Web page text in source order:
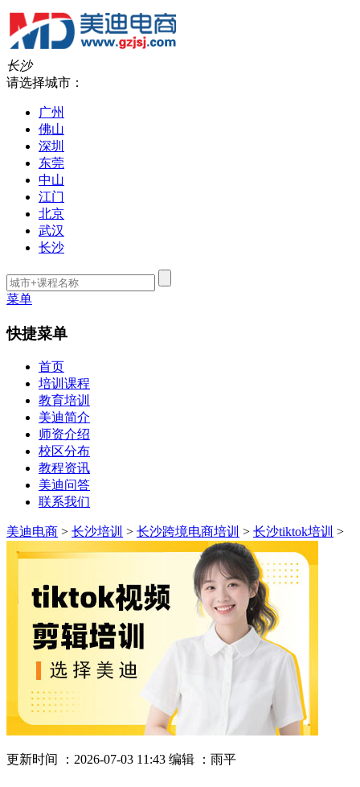
长沙
请选择城市：
广州
佛山
深圳
东莞
中山
江门
北京
武汉
长沙
菜单
快捷菜单
首页
培训课程
教育培训
美迪简介
师资介绍
校区分布
教程资讯
美迪问答
联系我们
美迪电商 > 长沙培训 > 长沙跨境电商培训 > 长沙tiktok培训 >
更新时间 ：2026-07-03 11:43 编辑 ：雨平